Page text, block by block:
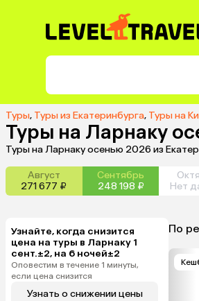
Туры, Туры из Екатеринбурга, Туры на
Туры на Ларнаку
Туры на Ларнаку осенью 2026 из
Август
271 677 ₽
Сентябрь
248 198 ₽
Нет
Узнайте, когда снизится
цена на туры в Ларнаку 1
сент.±2, на 6 ночей±2
Оповестим в течение 1 минуты,
если цена снизится
Узнать о снижении цены
По